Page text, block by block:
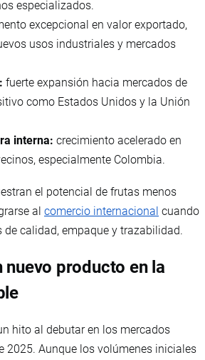
especializados.
excepcional en valor exportado,
usos industriales y mercados
fuerte expansión hacia mercados de
como Estados Unidos y la Unión
interna: crecimiento acelerado en
especialmente Colombia.
el potencial de frutas menos
al comercio internacional cuando
de calidad, empaque y trazabilidad.
nuevo producto en la
hito al debutar en los mercados
2025. Aunque los volúmenes iniciales